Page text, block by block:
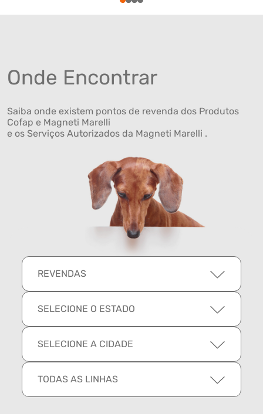
1234
Onde Encontrar
Saiba onde existem pontos de revenda dos Produtos
Cofap e Magneti Marelli
e os Serviços Autorizados da Magneti Marelli .
REVENDAS
SELECIONE O ESTADO
SELECIONE A CIDADE
TODAS AS LINHAS